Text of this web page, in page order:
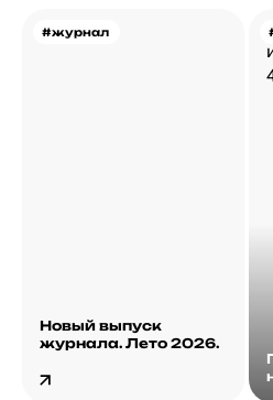
#журнал
Новый выпуск
журнала. Лето 2026.